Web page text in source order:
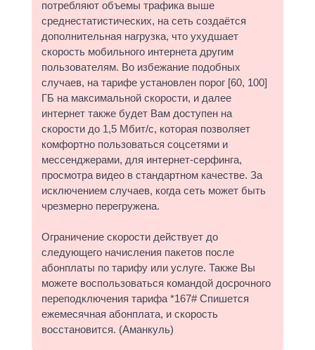
потребляют объемы трафика выше
среднестатистических, на сеть создаётся
дополнительная нагрузка, что ухудшает
скорость мобильного интернета другим
пользователям. Во избежание подобных
случаев, на тарифе установлен порог [60, 100]
ГБ на максимальной скорости, и далее
интернет также будет Вам доступен на
скорости до 1,5 Мбит/с, которая позволяет
комфортно пользоваться соцсетями и
мессенджерами, для интернет-серфинга,
просмотра видео в стандартном качестве. За
исключением случаев, когда сеть может быть
чрезмерно перегружена.
Ограничение скорости действует до
следующего начисления пакетов после
абонплаты по тарифу или услуге. Также Вы
можете воспользоваться командой досрочного
переподключения тарифа *167# Спишется
ежемесячная абонплата, и скорость
восстановится. (Аманкуль)